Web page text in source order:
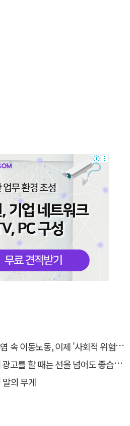
노동, 이제 '사회적 위험 관리'로 전환할 때
를 할 때는 선을 넘어도 좋습니다.
의 무게